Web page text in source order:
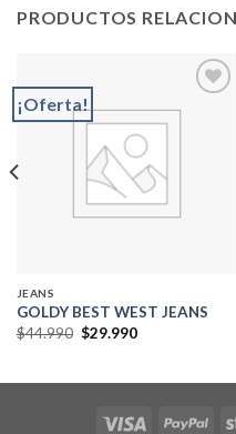
PRODUCTOS
¡Oferta!
JEANS
GOLDY BEST WEST JEANS
$44.990 El
precio
$44.990.
$29.990El
$29.990.